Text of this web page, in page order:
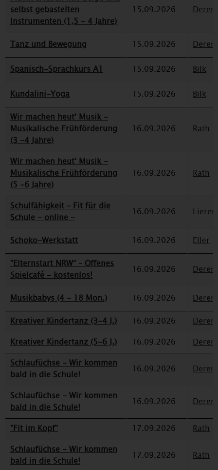
selbst gebastelten
Instrumenten (1,5 - 4 Jahre)
15.09.2026
Tanz und Bewegung 15.09.2026
Spanisch-Sprachkurs A1 15.09.2026 Bilk
Kundalini-Yoga 15.09.2026
Bilk
Wir machen heut' Musik -
Musikalische Frühförderung
(3 -4 Jahre)
16.09.2026 Rath
Wir machen heut' Musik -
Musikalische Frühförderung
(5 -6 Jahre)
16.09.2026 Rath
Schulfähigkeit – Fit für die
Schule - online -
16.09.2026
Schoko-Werkstatt 16.09.2026
Eller
"Elternstart NRW“ – Offenes
Spielcafé - kostenlos!
16.09.2026
Musikbabys (4 - 18 Mon.) 16.09.2026
Kreativer Kindertanz (3-4 J.)
16.09.2026
Kreativer Kindertanz (5-6 J.)
16.09.2026
Schlaufüchse - Wir kommen
bald in die Schule!
16.09.2026
Schlaufüchse - Wir kommen
bald in die Schule!
16.09.2026
"Fit im Kopf" 17.09.2026
Rath
Schlaufüchse - Wir kommen
bald in die Schule!
17.09.2026 Rath